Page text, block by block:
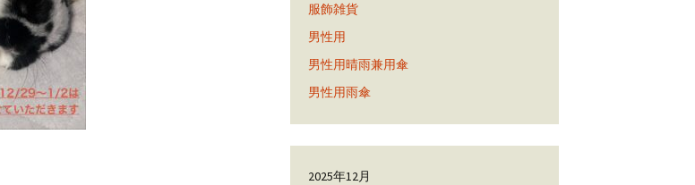
服飾雑貨
男性用
男性用晴雨兼用傘
男性用雨傘
2025年12月